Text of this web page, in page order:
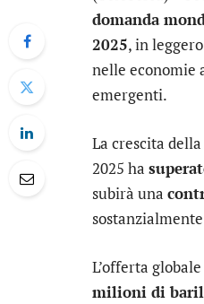
domanda
2025, in
nelle economie
emergenti.
La crescita
2025 ha
subirà una
sostanzialmente
L’offerta
milioni di